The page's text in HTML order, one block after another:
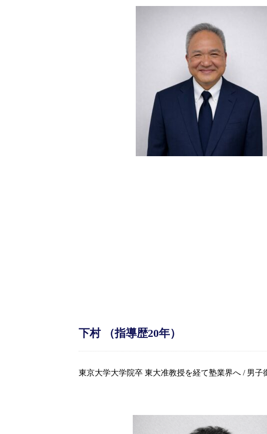
下村 （指導歴20年）
東京大学大学院卒 東大准教授を経て塾業界へ / 男